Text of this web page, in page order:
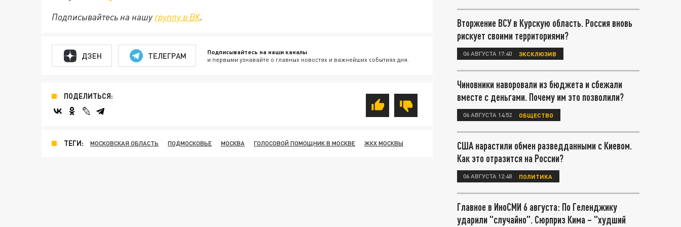
Подписывайтесь на нашу группу в ВК.
ДЗЕН ТЕЛЕГРАМ Подписывайтесь на наши каналы
и первыми узнавайте о главных новостях и важнейших событиях дня.
ПОДЕЛИТЬСЯ:
ТЕГИ: МОСКОВСКАЯ ОБЛАСТЬ ПОДМОСКОВЬЕ МОСКВА ГОЛОСОВОЙ ПОМОЩНИК В МОСКВЕ ЖКХ МОСКВЫ
Вторжение ВСУ в Курскую область. Россия вновь
рискует своими территориями?
06 АВГУСТА 17:40 ЭКСКЛЮЗИВ
Чиновники наворовали из бюджета и сбежали
вместе с деньгами. Почему им это позволили?
06 АВГУСТА 14:52 ОБЩЕСТВО
США нарастили обмен разведданными с Киевом.
Как это отразится на России?
06 АВГУСТА 12:48 ПОЛИТИКА
Главное в ИноСМИ 6 августа: По Геленджику
ударили "случайно". Сюрприз Кима – "худший